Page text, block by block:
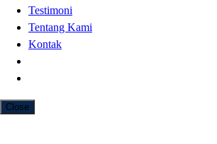
Testimoni
Tentang Kami
Kontak
Close